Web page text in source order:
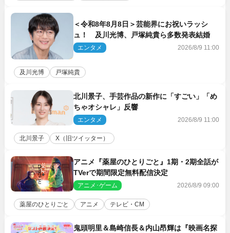
＜令和8年8月8日＞芸能界にお祝いラッシ
ュ！ 及川光博、戸塚純貴ら多数発表結婚
エンタメ 2026/8/9 11:00
及川光博 戸塚純貴
北川景子、手芸作品の新作に「すごい」「め
ちゃオシャレ」反響
エンタメ 2026/8/9 11:00
北川景子 X（旧ツイッター）
アニメ『薬屋のひとりごと』1期・2期全話が
TVerで期間限定無料配信決定
アニメ･ゲーム 2026/8/9 09:00
薬屋のひとりごと アニメ テレビ・CM
鬼頭明里＆島崎信長＆内山昂輝は『映画名探